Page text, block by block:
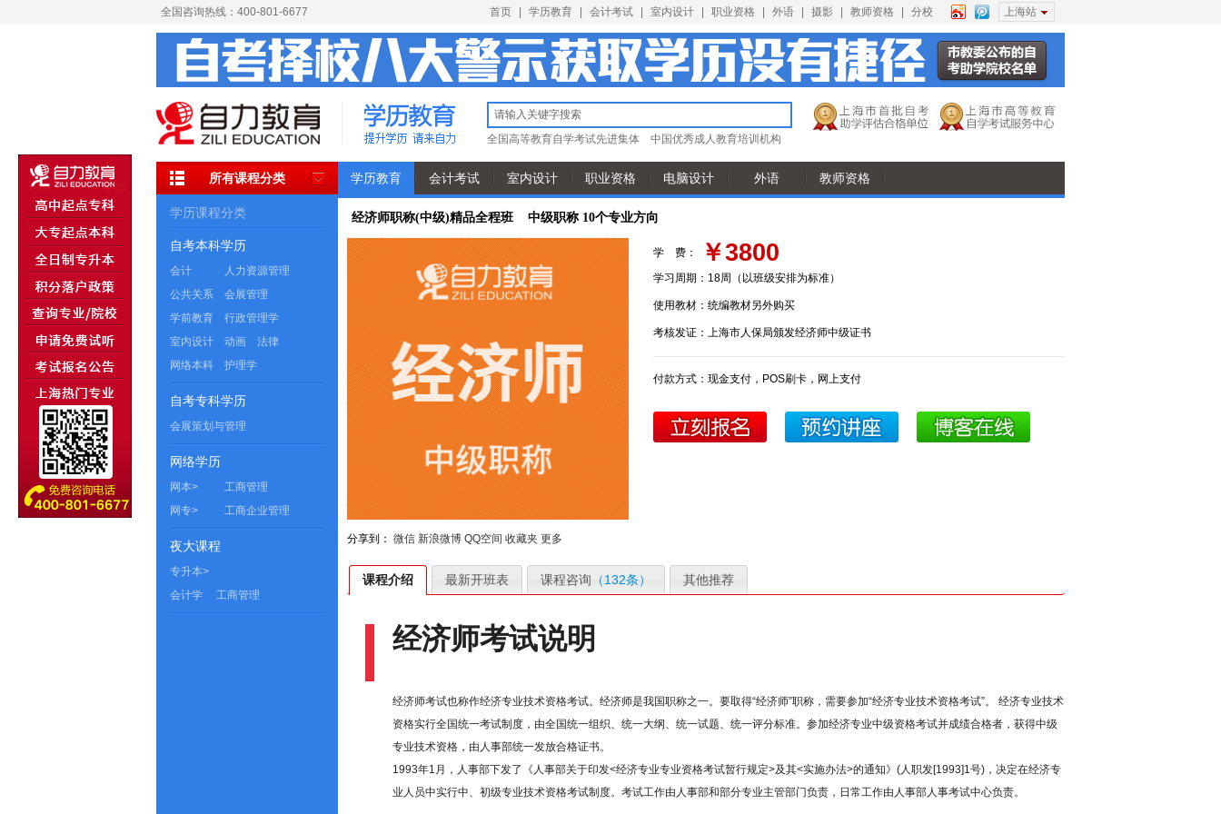
全国咨询热线：400-801-6677 上海站
首页 学历教育 会计考试 室内设计 职业资格 外语 摄影 教师资格 分校
全国高等教育自学考试先进集体 中国优秀成人教育培训机构
所有课程分类 学历教育 会计考试 室内设计 职业资格 电脑设计 外语 教师资格
学历课程分类
自考本科学历
会计
人力资源管理
公共关系
会展管理
学前教育
行政管理学
室内设计
动画
法律
网络本科
护理学
自考专科学历
会展策划与管理
网络学历
网本>
工商管理
网专>
工商企业管理
夜大课程
专升本>
会计学
工商管理
经济师职称(中级)精品全程班 中级职称 10个专业方向
学 费： ￥3800
学习周期： 18周（以班级安排为标准）
使用教材： 统编教材另外购买
考核发证： 上海市人保局颁发经济师中级证书
付款方式： 现金支付，POS刷卡，网上支付
分享到： 微信 新浪微博 QQ空间 收藏夹 更多
课程介绍 最新开班表 课程咨询 （132条） 其他推荐
经济师考试说明
经济师考试也称作经济专业技术资格考试。经济师是我国职称之一。要取得“经济师”职称，需要参加“经济专业技术资格考试”。 经济专业技术
资格实行全国统一考试制度，由全国统一组织、统一大纲、统一试题、统一评分标准。参加经济专业中级资格考试并成绩合格者，获得中级
专业技术资格，由人事部统一发放合格证书。
1993年1月，人事部下发了《人事部关于印发<经济专业专业资格考试暂行规定>及其<实施办法>的通知》(人职发[1993]1号)，决定在经济专
业人员中实行中、初级专业技术资格考试制度。考试工作由人事部和部分专业主管部门负责，日常工作由人事部人事考试中心负责。